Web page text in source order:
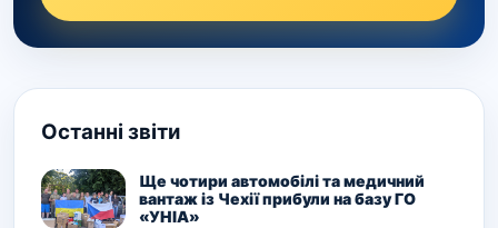
Останні звіти
Ще чотири автомобілі та медичний
вантаж із Чехії прибули на базу ГО
«УНІА»